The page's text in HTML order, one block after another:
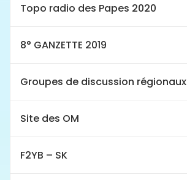
Topo radio des Papes 2020
8° GANZETTE 2019
Groupes de discussion régionaux
Site des OM
F2YB – SK